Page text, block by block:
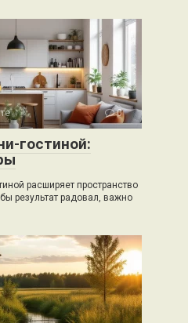
0
гостиной:
расширяет пространство
результат радовал, важно